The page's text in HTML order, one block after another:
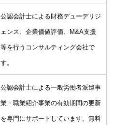
公認会計士による財務デューデリジ
ェンス、企業価値評価、M&A支援
等を行うコンサルティング会社で
す。
公認会計士による一般労働者派遣事
業・職業紹介事業の有効期間の更新
を専門にサポートしています。無料